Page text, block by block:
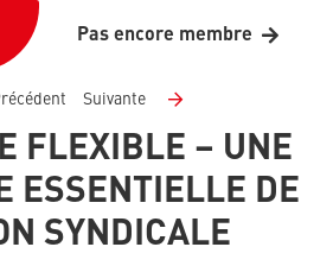
Pas encore membre
Suivante
FLEXIBLE – UNE
ESSENTIELLE DE
SYNDICALE